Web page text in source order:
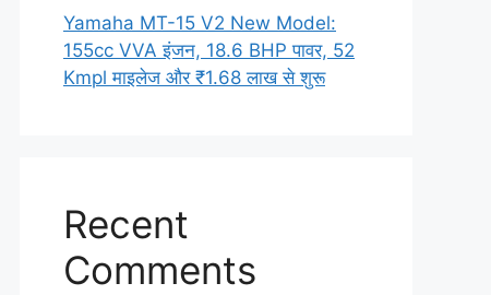
Yamaha MT-15 V2 New Model:
155cc VVA इंजन, 18.6 BHP पावर, 52
Kmpl माइलेज और ₹1.68 लाख से शुरू
Recent
Comments